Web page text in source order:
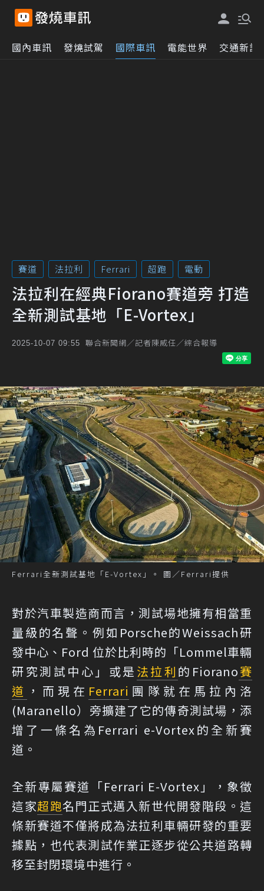
國內車訊 發燒試駕 國際車訊 電能世界 交通新訊
賽道 法拉利 Ferrari 超跑 電動
法拉利在經典Fiorano賽道旁 打造
全新測試基地「E-Vortex」
2025-10-07 09:55 聯合新聞網／記者陳威任／綜合報導
Ferrari全新測試基地「E-Vortex」。 圖／Ferrari提供
對於汽車製造商而言，測試場地擁有相當重
量級的名聲。例如Porsche的Weissach研
發中心、Ford 位於比利時的「Lommel車輛
研究測試中心」或是 法拉利 的Fiorano賽
道 ，而現在 Ferrari 團隊就在馬拉內洛
(Maranello）旁擴建了它的傳奇測試場，添
增了一條名為Ferrari e-Vortex的全新賽
道。
全新專屬賽道「Ferrari E-Vortex」，象徵
這家超跑名門正式邁入新世代開發階段。這
條新賽道不僅將成為法拉利車輛研發的重要
據點，也代表測試作業正逐步從公共道路轉
移至封閉環境中進行。